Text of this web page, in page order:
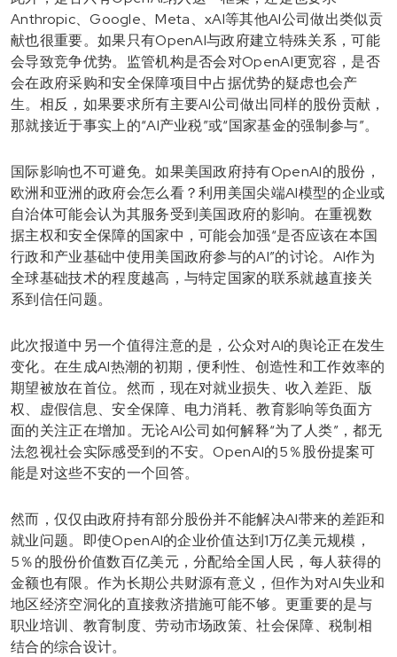
Anthropic、Google、Meta、xAI等其他AI公司做出类似贡
献也很重要。如果只有OpenAI与政府建立特殊关系，可能
会导致竞争优势。监管机构是否会对OpenAI更宽容，是否
会在政府采购和安全保障项目中占据优势的疑虑也会产
生。相反，如果要求所有主要AI公司做出同样的股份贡献，
那就接近于事实上的“AI产业税”或“国家基金的强制参与”。
国际影响也不可避免。如果美国政府持有OpenAI的股份，
欧洲和亚洲的政府会怎么看？利用美国尖端AI模型的企业或
自治体可能会认为其服务受到美国政府的影响。在重视数
据主权和安全保障的国家中，可能会加强“是否应该在本国
行政和产业基础中使用美国政府参与的AI”的讨论。AI作为
全球基础技术的程度越高，与特定国家的联系就越直接关
系到信任问题。
此次报道中另一个值得注意的是，公众对AI的舆论正在发生
变化。在生成AI热潮的初期，便利性、创造性和工作效率的
期望被放在首位。然而，现在对就业损失、收入差距、版
权、虚假信息、安全保障、电力消耗、教育影响等负面方
面的关注正在增加。无论AI公司如何解释“为了人类”，都无
法忽视社会实际感受到的不安。OpenAI的5％股份提案可
能是对这些不安的一个回答。
然而，仅仅由政府持有部分股份并不能解决AI带来的差距和
就业问题。即使OpenAI的企业价值达到1万亿美元规模，
5％的股份价值数百亿美元，分配给全国人民，每人获得的
金额也有限。作为长期公共财源有意义，但作为对AI失业和
地区经济空洞化的直接救济措施可能不够。更重要的是与
职业培训、教育制度、劳动市场政策、社会保障、税制相
结合的综合设计。